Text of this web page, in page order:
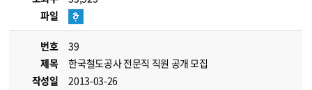
파일
번호
39
제목
한국철도공사 전문직 직원 공개 모집
작성일
2013-03-26